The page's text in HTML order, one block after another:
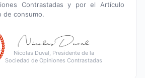
Contrastadas y por el Artículo
de consumo.
Nicolas Duval, Presidente de la
Sociedad de Opiniones Contrastadas